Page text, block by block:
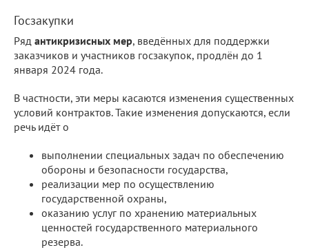
Госзакупки
Ряд антикризисных мер, введённых для поддержки
заказчиков и участников госзакупок, продлён до 1
января 2024 года.
В частности, эти меры касаются изменения существенных
условий контрактов. Такие изменения допускаются, если
речь идёт о
выполнении специальных задач по обеспечению
обороны и безопасности государства,
реализации мер по осуществлению
государственной охраны,
оказанию услуг по хранению материальных
ценностей государственного материального
резерва.